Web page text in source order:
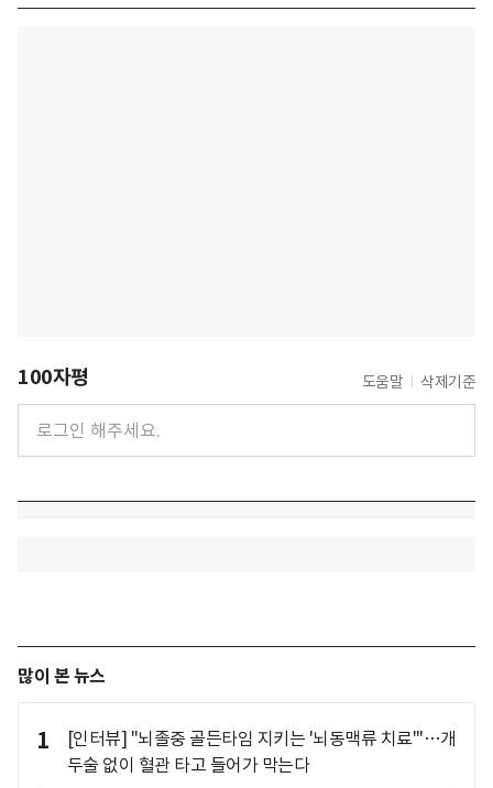
100자평 도움말 삭제기준
많이 본 뉴스
1
[인터뷰] "뇌졸중 골든타임 지키는 '뇌동맥류 치료'"…개
두술 없이 혈관 타고 들어가 막는다